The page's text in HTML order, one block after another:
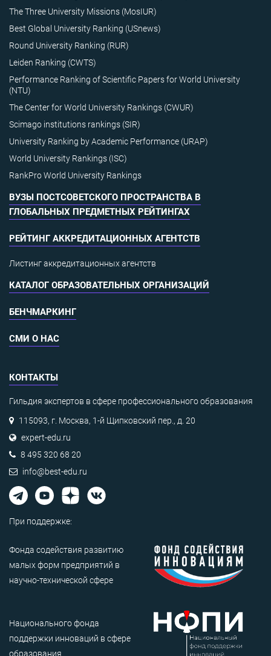
The Three University Missions (MosIUR)
Best Global University Ranking (USnews)
Round University Ranking (RUR)
Leiden Ranking (CWTS)
Performance Ranking of Scientific Papers for World University
(NTU)
The Center for World University Rankings (CWUR)
Scimago institutions rankings (SIR)
University Ranking by Academic Performance (URAP)
World University Rankings (ISC)
RankPro World University Rankings
ВУЗЫ ПОСТСОВЕТСКОГО ПРОСТРАНСТВА В
ГЛОБАЛЬНЫХ ПРЕДМЕТНЫХ РЕЙТИНГАХ
РЕЙТИНГ АККРЕДИТАЦИОННЫХ АГЕНТСТВ
Листинг аккредитационных агентств
КАТАЛОГ ОБРАЗОВАТЕЛЬНЫХ ОРГАНИЗАЦИЙ
БЕНЧМАРКИНГ
СМИ О НАС
КОНТАКТЫ
Гильдия экспертов в сфере профессионального образования
115093, г. Москва, 1-й Щипковский пер., д. 20
expert-edu.ru
8 495 320 68 20
info@best-edu.ru
При поддержке:
Фонда содействия развитию
малых форм предприятий в
научно-технической сфере
Национального фонда
поддержки инноваций в сфере
образования